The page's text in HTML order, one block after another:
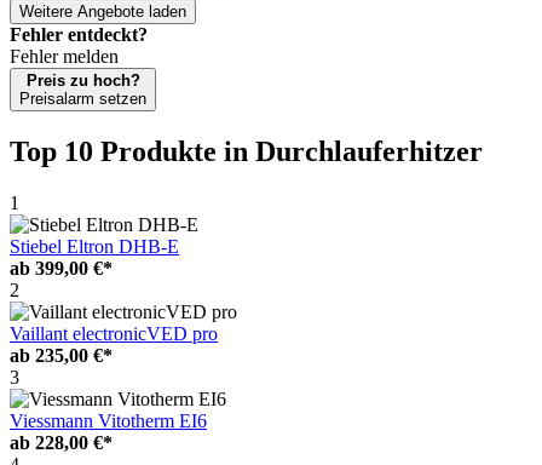
Weitere Angebote laden
Fehler entdeckt?
Fehler melden
Preis zu hoch?
Preisalarm setzen
Top 10 Produkte in Durchlauferhitzer
1
Stiebel Eltron DHB-E
ab 399,00 €*
2
Vaillant electronicVED pro
ab 235,00 €*
3
Viessmann Vitotherm EI6
ab 228,00 €*